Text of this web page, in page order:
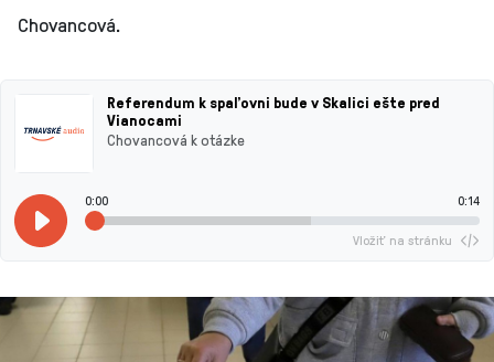
Chovancová.
Referendum k spaľovni bude v Skalici ešte pred
Vianocami
Chovancová k otázke
0:00 0:14
Vložiť na stránku